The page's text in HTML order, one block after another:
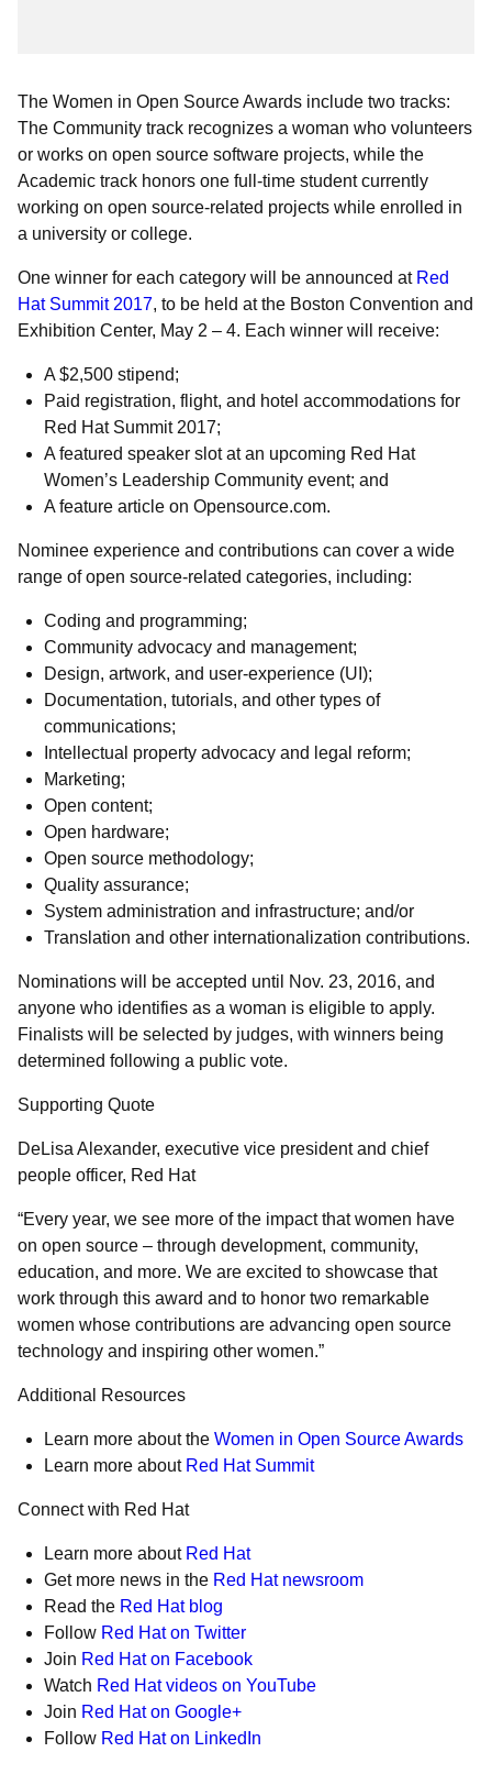
The Women in Open Source Awards include two tracks:
The Community track recognizes a woman who volunteers
or works on open source software projects, while the
Academic track honors one full-time student currently
working on open source-related projects while enrolled in
a university or college.
One winner for each category will be announced at Red
Hat Summit 2017, to be held at the Boston Convention and
Exhibition Center, May 2 – 4. Each winner will receive:
A $2,500 stipend;
Paid registration, flight, and hotel accommodations for
Red Hat Summit 2017;
A featured speaker slot at an upcoming Red Hat
Women’s Leadership Community event; and
A feature article on Opensource.com.
Nominee experience and contributions can cover a wide
range of open source-related categories, including:
Coding and programming;
Community advocacy and management;
Design, artwork, and user-experience (UI);
Documentation, tutorials, and other types of
communications;
Intellectual property advocacy and legal reform;
Marketing;
Open content;
Open hardware;
Open source methodology;
Quality assurance;
System administration and infrastructure; and/or
Translation and other internationalization contributions.
Nominations will be accepted until Nov. 23, 2016, and
anyone who identifies as a woman is eligible to apply.
Finalists will be selected by judges, with winners being
determined following a public vote.
Supporting Quote
DeLisa Alexander, executive vice president and chief
people officer, Red Hat
“Every year, we see more of the impact that women have
on open source – through development, community,
education, and more. We are excited to showcase that
work through this award and to honor two remarkable
women whose contributions are advancing open source
technology and inspiring other women.”
Additional Resources
Learn more about the Women in Open Source Awards
Learn more about Red Hat Summit
Connect with Red Hat
Learn more about Red Hat
Get more news in the Red Hat newsroom
Read the Red Hat blog
Follow Red Hat on Twitter
Join Red Hat on Facebook
Watch Red Hat videos on YouTube
Join Red Hat on Google+
Follow Red Hat on LinkedIn